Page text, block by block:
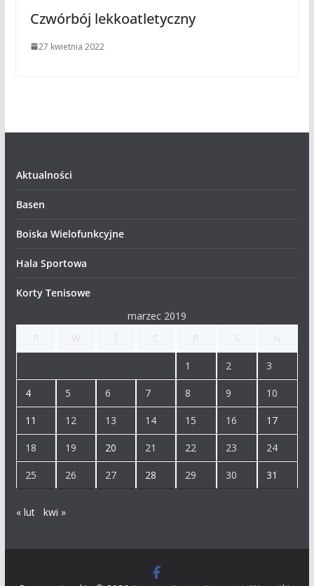
Czwórbój lekkoatletyczny
27 kwietnia 2022
Aktualności
Basen
Boiska Wielofunkcyjne
Hala Sportowa
Korty Tenisowe
marzec 2019
1 2 3
4 5 6 7 8 9 10
11 12 13 14 15 16 17
18 19 20 21 22 23 24
25 26 27 28 29 30 31
« lut kwi »